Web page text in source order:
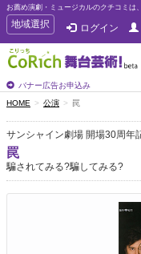
お薦め演劇・ミュージカルのクチコミは
T
o
g
g
e
n
a
v
i
g
a
地域選択 ログイン
バナー広告お申込み
HOME 公演 罠
サンシャイン劇場 開場30周年
罠
騙されてみる?騙してみる?